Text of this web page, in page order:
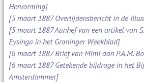
Hervorming]
[5 maart 1887 Overlijdensbericht in de
[5 maart 1887 Aanhef van een artikel van
Eysinga in het Groninger Weekblad]
[6 maart 1887 Brief van Mimi aan P.A.M.
[6 maart 1887 Getekende bijdrage in het
Amsterdammer]